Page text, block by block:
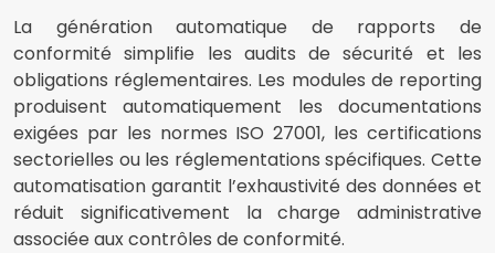
La génération automatique de rapports de
conformité simplifie les audits de sécurité et les
obligations réglementaires. Les modules de reporting
produisent automatiquement les documentations
exigées par les normes ISO 27001, les certifications
sectorielles ou les réglementations spécifiques. Cette
automatisation garantit l’exhaustivité des données et
réduit significativement la charge administrative
associée aux contrôles de conformité.